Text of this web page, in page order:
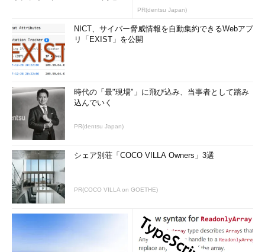
PR(dentsu Japan)
NICT、サイバー脅威情報を自動集約できるWebアプ
リ「EXIST」を公開
時代の「最"現場"」に飛び込み、当事者として踏み
込んでいく
PR(dentsu Japan)
シェア別荘「COCO VILLA Owners」3選
PR(COCO VILLA on GOETHE)